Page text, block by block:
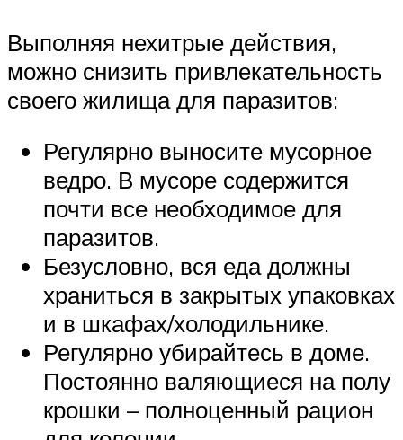
Выполняя нехитрые действия,
можно снизить привлекательность
своего жилища для паразитов:
Регулярно выносите мусорное
ведро. В мусоре содержится
почти все необходимое для
паразитов.
Безусловно, вся еда должны
храниться в закрытых упаковках
и в шкафах/холодильнике.
Регулярно убирайтесь в доме.
Постоянно валяющиеся на полу
крошки – полноценный рацион